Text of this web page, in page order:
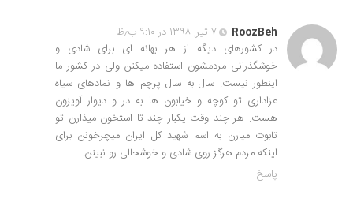
RoozBeh
۷ تیر, ۱۳۹۸ در ۹:۱۰ ب٫ظ
در کشورهای دیگه از هر بهانه ای برای شادی و
خوشگذرانی مردمشون استفاده میکنن ولی در کشور ما
اینطور نیست. سال به سال پرچم ها و نمادهای سیاه
عزاداری تو کوچه و خیابون ها به در و دیوار آویزون
هست. هر چند وقت یکبار چند تا استخون میذارن تو
تابوت میارن به اسم شهید کل ایران میچرخونن برای
اینکه مردم هرگز روی شادی و خوشحالی رو نبینن.
پاسخ